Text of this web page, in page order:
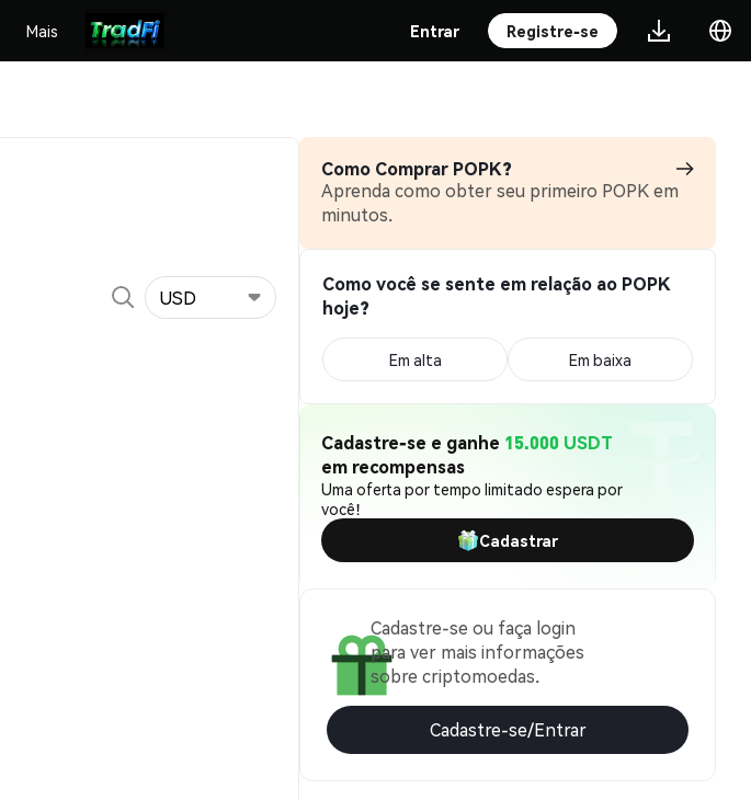
Mais Entrar Registre-se
USD
Como Comprar POPK?
Aprenda como obter seu primeiro POPK em
minutos.
Como você se sente em relação ao POPK
hoje?
Em alta Em baixa
Cadastre-se e ganhe 15.000 USDT
em recompensas
Uma oferta por tempo limitado espera por
você!
Cadastrar
Cadastre-se ou faça login
para ver mais informações
sobre criptomoedas.
Cadastre-se/Entrar